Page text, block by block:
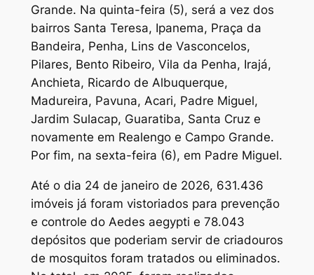
Grande. Na quinta-feira (5), será a vez dos
bairros Santa Teresa, Ipanema, Praça da
Bandeira, Penha, Lins de Vasconcelos,
Pilares, Bento Ribeiro, Vila da Penha, Irajá,
Anchieta, Ricardo de Albuquerque,
Madureira, Pavuna, Acari, Padre Miguel,
Jardim Sulacap, Guaratiba, Santa Cruz e
novamente em Realengo e Campo Grande.
Por fim, na sexta-feira (6), em Padre Miguel.
Até o dia 24 de janeiro de 2026, 631.436
imóveis já foram vistoriados para prevenção
e controle do Aedes aegypti e 78.043
depósitos que poderiam servir de criadouros
de mosquitos foram tratados ou eliminados.